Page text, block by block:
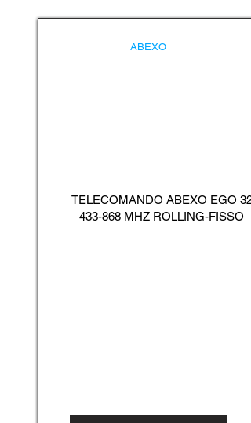
ABEXO
TELECOMANDO ABEXO EGO 32
433-868 MHZ ROLLING-FISSO